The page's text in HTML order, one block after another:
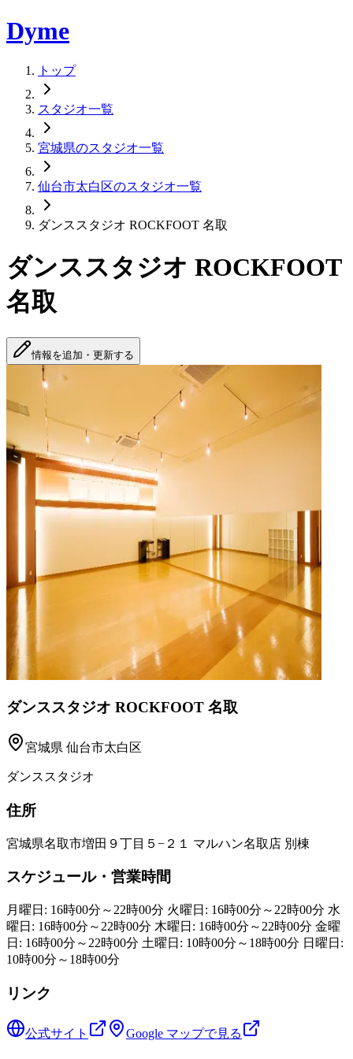
Dyme
トップ
スタジオ一覧
宮城県のスタジオ一覧
仙台市太白区のスタジオ一覧
ダンススタジオ ROCKFOOT 名取
ダンススタジオ ROCKFOOT
名取
情報を追加・更新する
ダンススタジオ ROCKFOOT 名取
宮城県 仙台市太白区
ダンススタジオ
住所
宮城県名取市増田９丁目５−２１ マルハン名取店 別棟
スケジュール・営業時間
月曜日: 16時00分～22時00分 火曜日: 16時00分～22時00分 水
曜日: 16時00分～22時00分 木曜日: 16時00分～22時00分 金曜
日: 16時00分～22時00分 土曜日: 10時00分～18時00分 日曜日:
10時00分～18時00分
リンク
公式サイト Google マップで見る